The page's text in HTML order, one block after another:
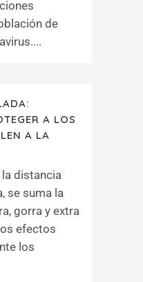
de
A LOS
A LA
distancia
se suma la
gorra y extra
efectos
los